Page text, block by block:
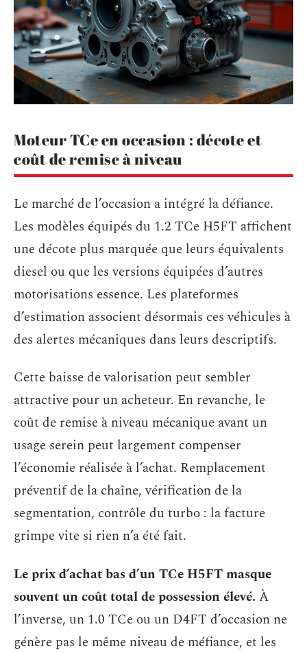
Moteur TCe en occasion : décote et
coût de remise à niveau
Le marché de l’occasion a intégré la défiance.
Les modèles équipés du 1.2 TCe H5FT affichent
une décote plus marquée que leurs équivalents
diesel ou que les versions équipées d’autres
motorisations essence. Les plateformes
d’estimation associent désormais ces véhicules à
des alertes mécaniques dans leurs descriptifs.
Cette baisse de valorisation peut sembler
attractive pour un acheteur. En revanche, le
coût de remise à niveau mécanique avant un
usage serein peut largement compenser
l’économie réalisée à l’achat. Remplacement
préventif de la chaîne, vérification de la
segmentation, contrôle du turbo : la facture
grimpe vite si rien n’a été fait.
Le prix d’achat bas d’un TCe H5FT masque
souvent un coût total de possession élevé. À
l’inverse, un 1.0 TCe ou un D4FT d’occasion ne
génère pas le même niveau de méfiance, et les